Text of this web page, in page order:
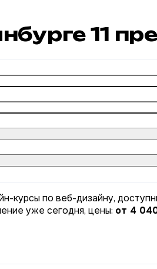
11
курсы по веб-дизайну,
уже сегодня, цены: от 4